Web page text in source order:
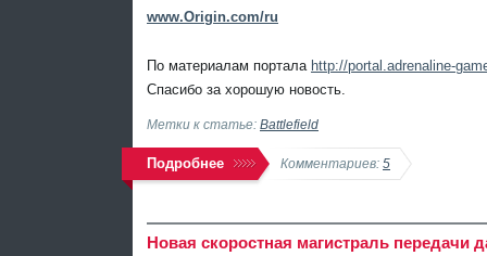
www.Origin.com/ru
По материалам портала http://portal.adrenaline-
Спасибо за хорошую новость.
Метки к статье: Battlefield
Подробнее Комментариев: 5
Новая скоростная магистраль